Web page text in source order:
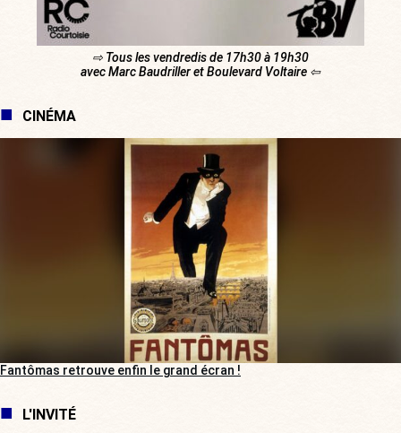
⇨ Tous les vendredis de 17h30 à 19h30
avec Marc Baudriller et Boulevard Voltaire ⇦
CINÉMA
Fantômas retrouve enfin le grand écran !
L'INVITÉ